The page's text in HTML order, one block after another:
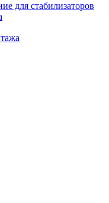
для стабилизаторов